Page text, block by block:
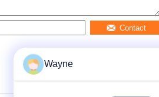
Contact
Wayne